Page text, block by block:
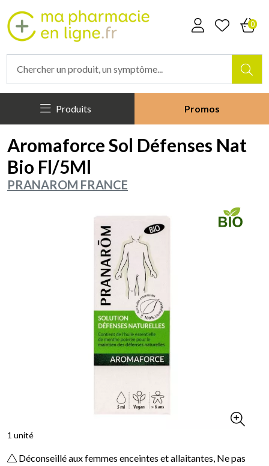
0
Produits Promos
Aromaforce Sol Défenses Nat
Bio Fl/5Ml
PRANAROM FRANCE
1 unité
Déconseillé aux femmes enceintes et allaitantes, Ne pas